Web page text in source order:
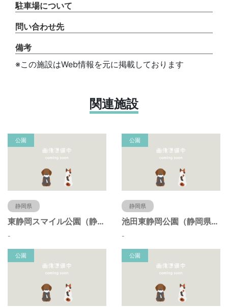
駐車場について
問い合わせ先
備考
※この施設はWeb情報を元に掲載しております
関連施設
公園
静岡県
東静岡スマイル公園（静岡県静岡市）
-
公園
静岡県
池田東静岡公園（静岡県静岡市）
-
公園 公園